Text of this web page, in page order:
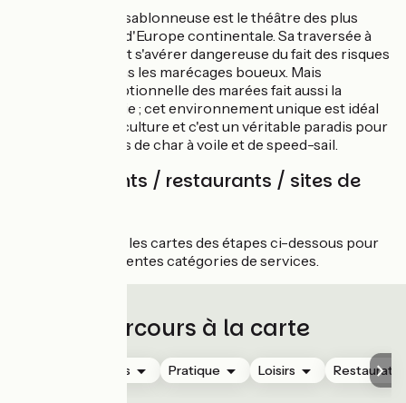
Cette vaste baie sablonneuse est le théâtre des plus
grandes marées d'Europe continentale. Sa traversée à
marée basse peut s'avérer dangereuse du fait des risques
d'enlisement dans les marécages boueux. Mais
l'amplitude exceptionnelle des marées fait aussi la
richesse de la baie ; cet environnement unique est idéal
pour la conchyliculture et c'est un véritable paradis pour
tous les amateurs de char à voile et de speed-sail.
Hébergements / restaurants / sites de
Rendez-vous sur les cartes des étapes ci-dessous pour
afficher les différentes catégories de services.
Parcours à la carte
Hébergements Pratique Loisirs